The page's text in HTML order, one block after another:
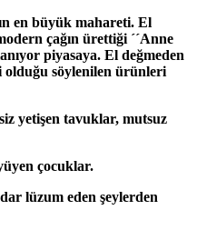
en büyük mahareti. El
çağın ürettiği ´´Anne
piyasaya. El değmeden
olduğu söylenilen ürünleri
yetişen tavuklar, mutsuz
çocuklar.
lüzum eden şeylerden